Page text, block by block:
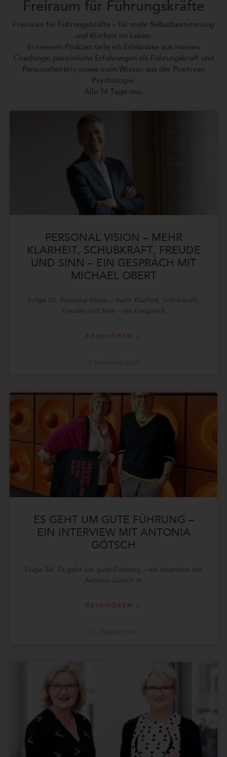
Freiraum für Führungskräfte
Freiraum für Führungskräfte – für mehr Selbstbestimmung
und Klarheit im Leben.
In meinem Podcast teile ich Erlebnisse aus meinen
Coachings, persönliche Erfahrungen als Führungskraft und
Personalleiterin sowie mein Wissen aus der Positiven
Psychologie.
Alle 14 Tage neu.
PERSONAL VISION – MEHR
KLARHEIT, SCHUBKRAFT, FREUDE
UND SINN – EIN GESPRÄCH MIT
MICHAEL OBERT
Folge 55: Personal Vision – mehr Klarheit, Schubkraft,
Freude und Sinn – ein Gespräch
REINHÖREN »
ES GEHT UM GUTE FÜHRUNG –
EIN INTERVIEW MIT ANTONIA
GÖTSCH
Folge 54: Es geht um gute Führung – ein Interview mit
Antonia Götsch In
REINHÖREN »